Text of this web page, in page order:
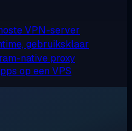
VPN-server
gebruiksklaar
native proxy
op een VPS